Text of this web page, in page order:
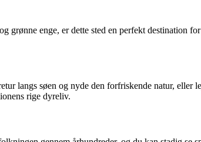
enge, er dette sted en perfekt destination
langs søen og nyde den forfriskende natur, eller
rige dyreliv.